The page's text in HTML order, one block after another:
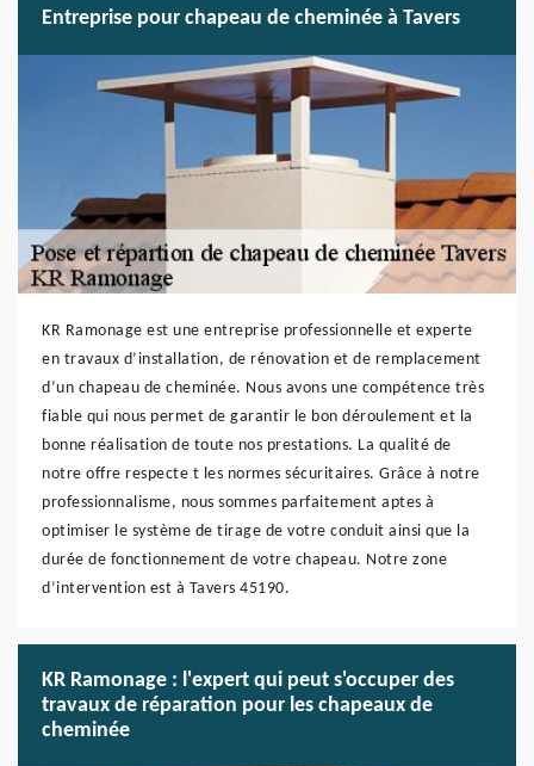
Entreprise pour chapeau de cheminée à Tavers
KR Ramonage est une entreprise professionnelle et experte
en travaux d’installation, de rénovation et de remplacement
d’un chapeau de cheminée. Nous avons une compétence très
fiable qui nous permet de garantir le bon déroulement et la
bonne réalisation de toute nos prestations. La qualité de
notre offre respecte t les normes sécuritaires. Grâce à notre
professionnalisme, nous sommes parfaitement aptes à
optimiser le système de tirage de votre conduit ainsi que la
durée de fonctionnement de votre chapeau. Notre zone
d’intervention est à Tavers 45190.
KR Ramonage : l'expert qui peut s'occuper des
travaux de réparation pour les chapeaux de
cheminée